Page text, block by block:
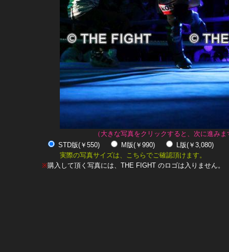
（大きな写真をクリックすると、次に進みま
STD版(￥550)
M版(￥990)
L版(￥3,080)
実際の写真サイズは、こちらでご確認頂けます。
※購入して頂く写真には、THE FIGHT のロゴは入りません。